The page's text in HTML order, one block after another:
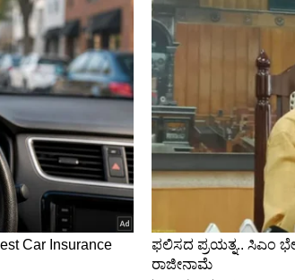
56 ಬಗೆಯ ಮಹಾಪ್ರಸಾದ
ಅನ್ನು ಸಹ ಹೊಂದಿದ್ದಾರೆ. ಜಗನ್ನಾಥನು ನಿಗದಿತ
ಸೋಮವಾರ (ಕಪ್ಪು ಗಡಿಯೊಂದಿಗೆ ಬಿಳಿ),
ಗುರುವಾರ (ಹಳದಿ), ಶುಕ್ರವಾರ (ಬಿಳಿ), ಶನಿವಾರ
ಅಲಂಕರಿಸಲಾಗುತ್ತದೆ.
ವಿಭಿನ್ನ ಅರ್ಥಗಳನ್ನು ಆರೋಪಿಸಲಾಗಿದೆ,